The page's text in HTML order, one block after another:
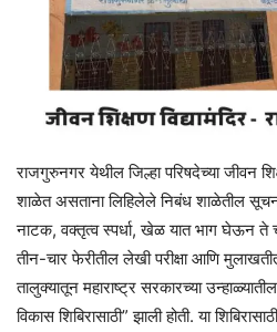
राजगुरुनगर येथील जिल्हा परिषदेच्या जीवन
शाळेत असताना लिहिलेले निबंध शाळेतील
नाटक, वक्तृत्व स्पर्धा, खेळ यात भाग घेऊन
तीन-चार फेरीतील लेखी परीक्षा आणि
तालुक्यातून महाराष्ट्र सरकारच्या
विकास शिबिरासाठी” झाली होती. या